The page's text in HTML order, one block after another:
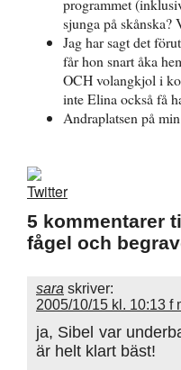
sjunga på skånska?
Jag har sagt det
får hon snart åka
OCH volangkjol i
inte Elina också få
Andraplatsen på
5 kommentarer
fågel och
sara skriver:
2005/10/15 kl. 10:13 f
ja, Sibel var
är helt klart bäst!